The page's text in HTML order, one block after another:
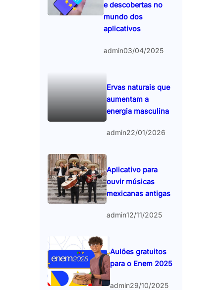
e descobertas no
mundo dos
aplicativos
admin03/04/2025
Ervas naturais que
aumentam a
energia masculina
admin22/01/2026
Aplicativo para
ouvir músicas
mexicanas antigas
admin12/11/2025
Aulões gratuitos
para o Enem 2025
admin29/10/2025